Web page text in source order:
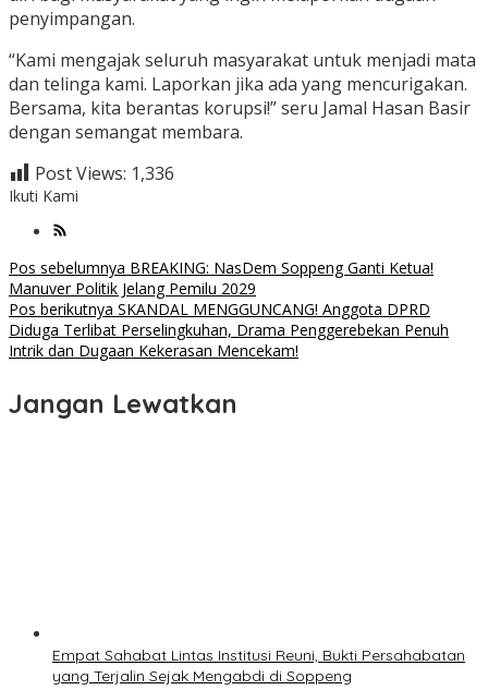
penyimpangan.
“Kami mengajak seluruh masyarakat untuk menjadi mata
dan telinga kami. Laporkan jika ada yang mencurigakan.
Bersama, kita berantas korupsi!” seru Jamal Hasan Basir
dengan semangat membara.
Post Views: 1,336
Ikuti Kami
Navigasi
pos
Pos sebelumnya BREAKING: NasDem Soppeng Ganti Ketua!
Manuver Politik Jelang Pemilu 2029
Pos berikutnya SKANDAL MENGGUNCANG! Anggota DPRD
Diduga Terlibat Perselingkuhan, Drama Penggerebekan Penuh
Intrik dan Dugaan Kekerasan Mencekam!
Jangan Lewatkan
Empat Sahabat Lintas Institusi Reuni, Bukti Persahabatan
yang Terjalin Sejak Mengabdi di Soppeng